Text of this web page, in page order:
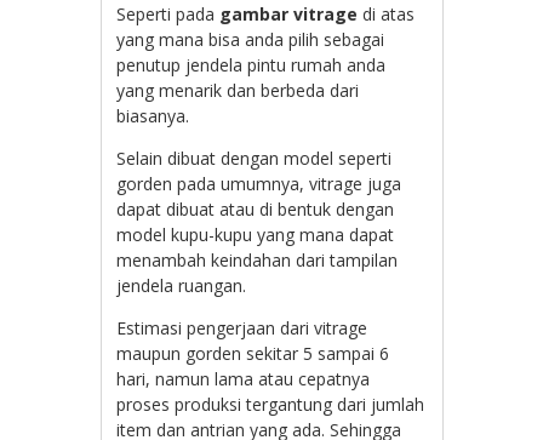
Seperti pada gambar vitrage di atas
yang mana bisa anda pilih sebagai
penutup jendela pintu rumah anda
yang menarik dan berbeda dari
biasanya.
Selain dibuat dengan model seperti
gorden pada umumnya, vitrage juga
dapat dibuat atau di bentuk dengan
model kupu-kupu yang mana dapat
menambah keindahan dari tampilan
jendela ruangan.
Estimasi pengerjaan dari vitrage
maupun gorden sekitar 5 sampai 6
hari, namun lama atau cepatnya
proses produksi tergantung dari jumlah
item dan antrian yang ada. Sehingga